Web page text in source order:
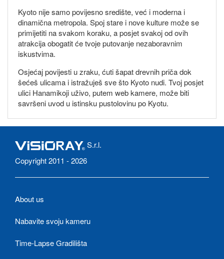
Kyoto nije samo povijesno središte, već i moderna i
dinamična metropola. Spoj stare i nove kulture može se
primijetiti na svakom koraku, a posjet svakoj od ovih
atrakcija obogatit će tvoje putovanje nezaboravnim
iskustvima.
Osjećaj povijesti u zraku, ćuti šapat drevnih priča dok
šećeš ulicama i istražuješ sve što Kyoto nudi. Tvoj posjet
ulici Hanamikoji uživo, putem web kamere, može biti
savršeni uvod u istinsku pustolovinu po Kyotu.
S.r.l.
Copyright 2011 - 2026
About us
Nabavite svoju kameru
Time-Lapse Gradilišta